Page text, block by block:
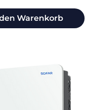
Warenkorb